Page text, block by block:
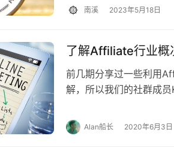
南溪 2023年5月18日
了解Affiliate行业概
前几期分享过一些利用
解，所以我们的社群成
一下Karen…
Alan船长 2020年6月3日